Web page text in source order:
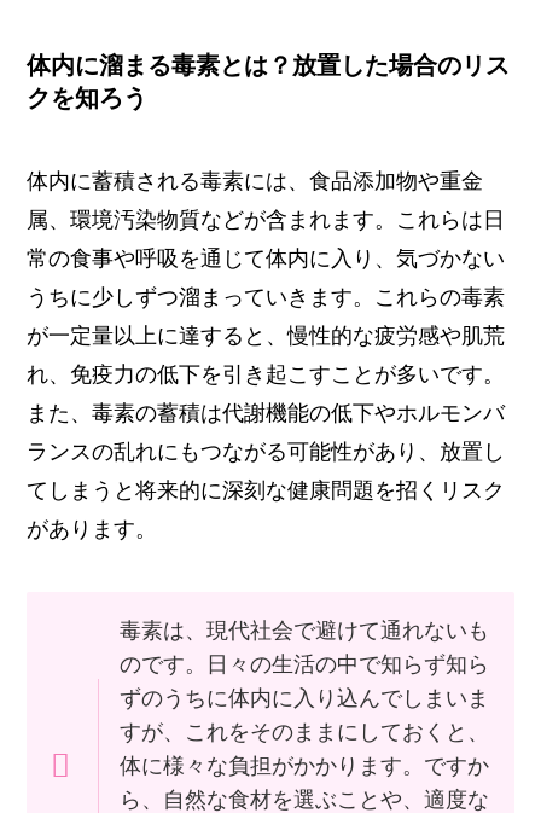
体内に溜まる毒素とは？放置した場合のリス
クを知ろう
体内に蓄積される毒素には、食品添加物や重金
属、環境汚染物質などが含まれます。これらは日
常の食事や呼吸を通じて体内に入り、気づかない
うちに少しずつ溜まっていきます。これらの毒素
が一定量以上に達すると、慢性的な疲労感や肌荒
れ、免疫力の低下を引き起こすことが多いです。
また、毒素の蓄積は代謝機能の低下やホルモンバ
ランスの乱れにもつながる可能性があり、放置し
てしまうと将来的に深刻な健康問題を招くリスク
があります。
毒素は、現代社会で避けて通れないも
のです。日々の生活の中で知らず知ら
ずのうちに体内に入り込んでしまいま
すが、これをそのままにしておくと、
体に様々な負担がかかります。ですか
ら、自然な食材を選ぶことや、適度な